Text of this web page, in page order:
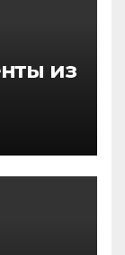
из
до
и